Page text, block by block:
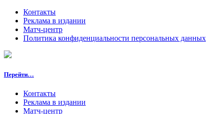
Контакты
Реклама в издании
Матч-центр
Политика конфиденциальности персональных данных
Перейти…
Контакты
Реклама в издании
Матч-центр